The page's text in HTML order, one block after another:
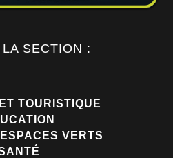
SECTION :
TOURISTIQUE
VERTS